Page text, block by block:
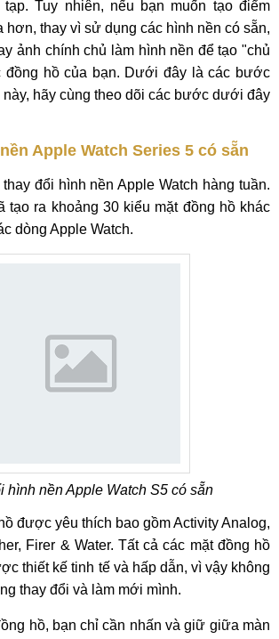
Tuy nhiên, nếu bạn muốn tạo điểm
hơn, thay vì sử dụng các hình nền có sẵn,
ảnh chính chủ làm hình nền để tạo "chủ
đồng hồ của bạn. Dưới đây là các bước
hãy cùng theo dõi các bước dưới đây
Apple Watch Series 5 có sẵn
đổi hình nền Apple Watch hàng tuần.
tạo ra khoảng 30 kiểu mặt đồng hồ khác
dòng Apple Watch.
hình nền Apple Watch S5 có sẵn
được yêu thích bao gồm Activity Analog,
Firer & Water. Tất cả các mặt đồng hồ
thiết kế tinh tế và hấp dẫn, vì vậy không
thay đổi và làm mới mình.
hồ, bạn chỉ cần nhấn và giữ giữa màn